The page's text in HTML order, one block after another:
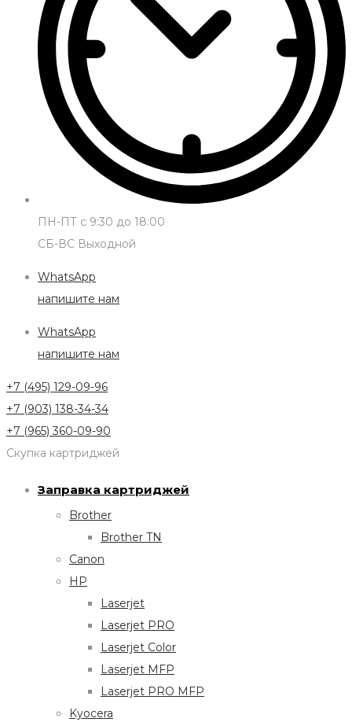
ПН-ПТ с 9:30 до 18:00
СБ-ВС Выходной
WhatsApp
напишите нам
WhatsApp
напишите нам
+7 (495) 129-09-96
+7 (903) 138-34-34
+7 (965) 360-09-90
Скупка картриджей
Заправка картриджей
Brother
Brother TN
Canon
HP
Laserjet
Laserjet PRO
Laserjet Color
Laserjet MFP
Laserjet PRO MFP
Kyocera